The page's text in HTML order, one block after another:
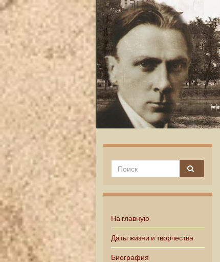
На главную
Даты жизни и творчества
Биография